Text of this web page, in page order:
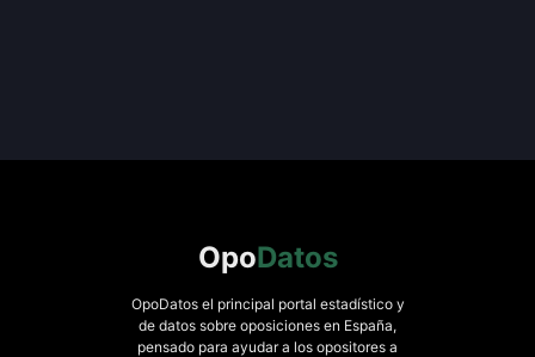
OpoDatos
OpoDatos el principal portal estadístico y
de datos sobre oposiciones en España,
pensado para ayudar a los opositores a